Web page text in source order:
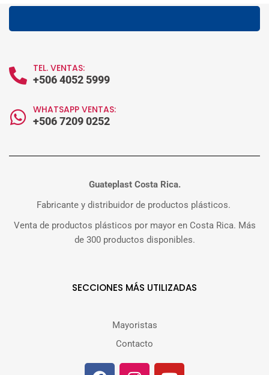
TEL. VENTAS:
+506 4052 5999
WHATSAPP VENTAS:
+506 7209 0252
Guateplast Costa Rica.
Fabricante y distribuidor de productos plásticos.
Venta de productos plásticos por mayor en Costa Rica. Más
de 300 productos disponibles.
SECCIONES MÁS UTILIZADAS
Mayoristas
Contacto